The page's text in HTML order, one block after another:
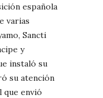
española
varias
Sancti
y
instaló su
su atención
que envió